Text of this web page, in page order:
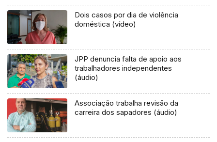
Dois casos por dia de violência
doméstica (vídeo)
JPP denuncia falta de apoio aos
trabalhadores independentes
(áudio)
Associação trabalha revisão da
carreira dos sapadores (áudio)